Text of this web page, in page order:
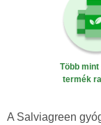
Több
termék
A Salviagreen